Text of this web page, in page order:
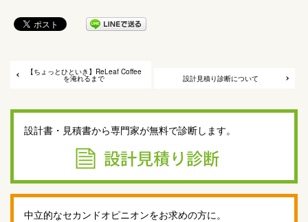
【ちょっとひといき】ReLeaf Coffee
を淹れるまで 設計見積り診断について
設計書・見積書から専門家が無料で診断します。
中立的なセカンドオピニオンをお求めの方に。